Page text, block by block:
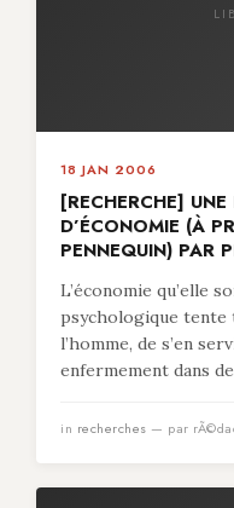
18 JAN 2006
[RECHERCHE]
D’ÉCONOMIE (À
PENNEQUIN) PAR
L’économie qu’elle
psychologique tente
l’homme, de s’en
enfermement dans
in recherches — par